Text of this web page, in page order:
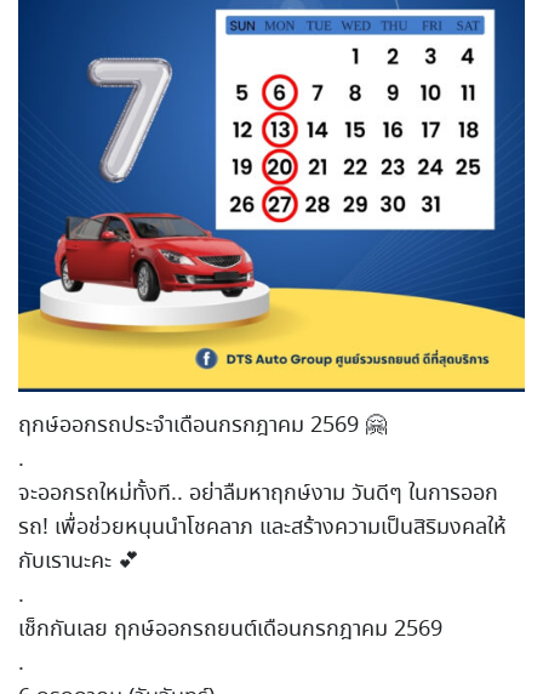
ฤกษ์ออกรถประจำเดือนกรกฎาคม 2569 🤗
.
จะออกรถใหม่ทั้งที.. อย่าลืมหาฤกษ์งาม วันดีๆ ในการออก
รถ! เพื่อช่วยหนุนนำโชคลาภ และสร้างความเป็นสิริมงคลให้
กับเรานะคะ 💕
.
เช็กกันเลย ฤกษ์ออกรถยนต์เดือนกรกฎาคม 2569
.